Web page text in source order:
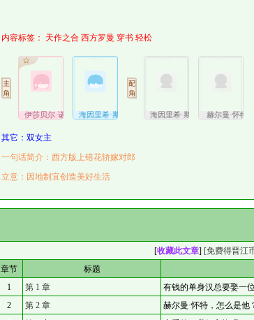
内容标签： 天作之合 西方罗曼 穿书 轻松
伊莎贝尔·诺曼；奥黛丽·诺曼海因里希·斯宾塞；赫尔曼·怀特
海因里希·斯宾塞 赫尔曼·怀特
其它：双女主
一句话简介：西方版上错花轿嫁对郎
立意：因地制宜创造美好生活
[收藏此文章] [免费得晋江
章节
标题
1
第 1 章 有钱的单身汉总要娶一
2
第 2 章 赫尔曼·怀特，怎么是他